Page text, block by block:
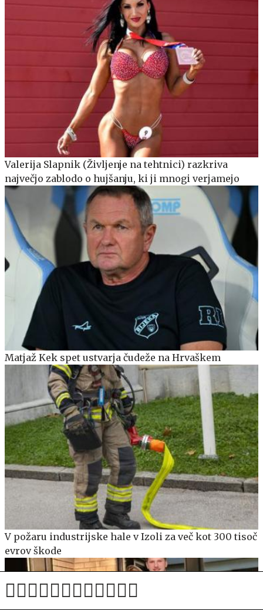
Valerija Slapnik (Življenje na tehtnici) razkriva
največjo zablodo o hujšanju, ki ji mnogi verjamejo
Matjaž Kek spet ustvarja čudeže na Hrvaškem
V požaru industrijske hale v Izoli za več kot 300 tisoč
evrov škode